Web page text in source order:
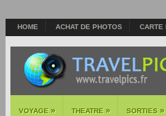
HOME ACHAT DE PHOTOS CARTE
VOYAGE » THEATRE » SORTIES »